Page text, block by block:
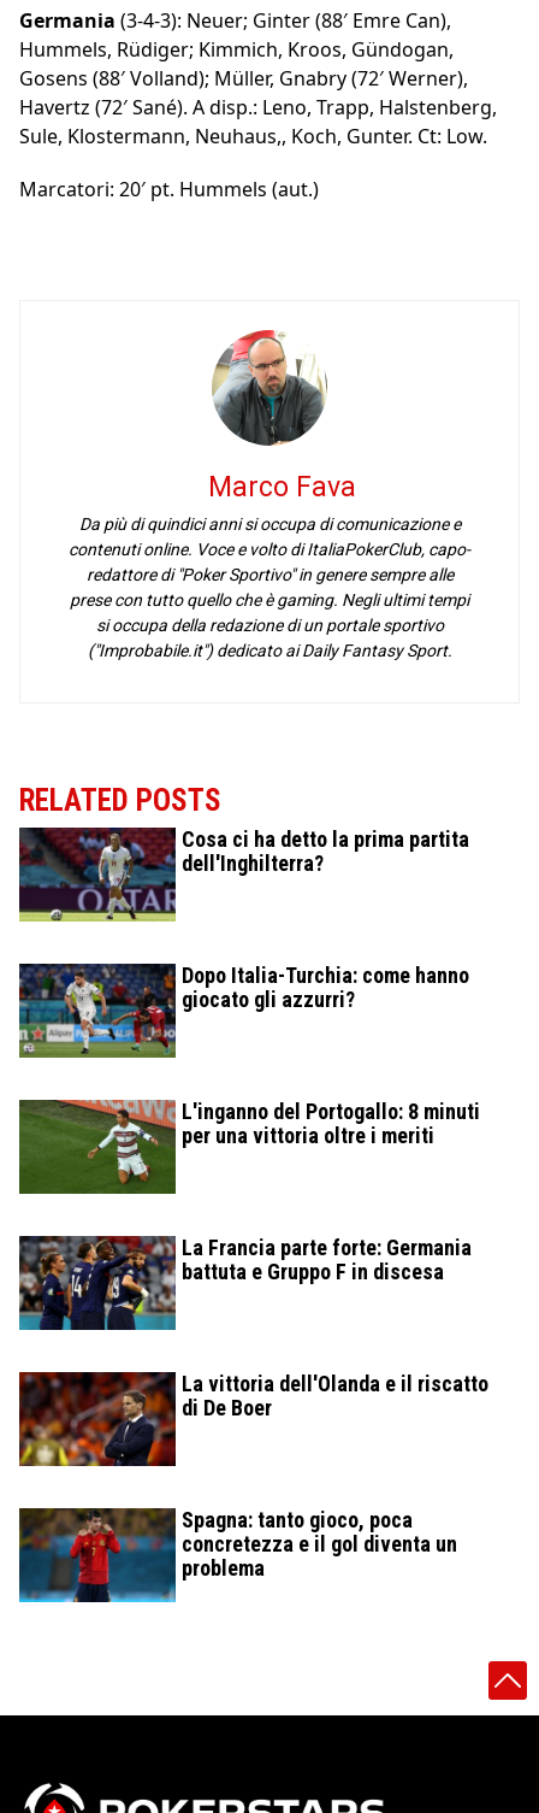
Germania (3-4-3): Neuer; Ginter (88′ Emre Can),
Hummels, Rüdiger; Kimmich, Kroos, Gündogan,
Gosens (88′ Volland); Müller, Gnabry (72′ Werner),
Havertz (72′ Sané). A disp.: Leno, Trapp, Halstenberg,
Sule, Klostermann, Neuhaus,, Koch, Gunter. Ct: Low.
Marcatori: 20′ pt. Hummels (aut.)
Marco Fava
Da più di quindici anni si occupa di comunicazione e
contenuti online. Voce e volto di ItaliaPokerClub, capo-
redattore di "Poker Sportivo" in genere sempre alle
prese con tutto quello che è gaming. Negli ultimi tempi
si occupa della redazione di un portale sportivo
("Improbabile.it") dedicato ai Daily Fantasy Sport.
RELATED POSTS
Cosa ci ha detto la prima partita
dell'Inghilterra?
Dopo Italia-Turchia: come hanno
giocato gli azzurri?
L'inganno del Portogallo: 8 minuti
per una vittoria oltre i meriti
La Francia parte forte: Germania
battuta e Gruppo F in discesa
La vittoria dell'Olanda e il riscatto
di De Boer
Spagna: tanto gioco, poca
concretezza e il gol diventa un
problema